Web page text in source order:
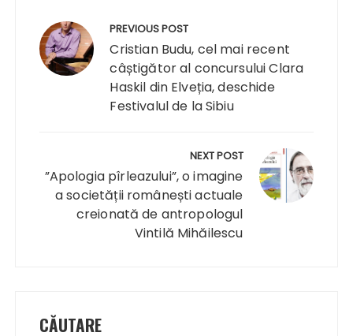
articole
PREVIOUS POST
Cristian Budu, cel mai recent
câștigător al concursului Clara
Haskil din Elveția, deschide
Festivalul de la Sibiu
NEXT POST
”Apologia pîrleazului”, o imagine
a societății românești actuale
creionată de antropologul
Vintilă Mihăilescu
CĂUTARE